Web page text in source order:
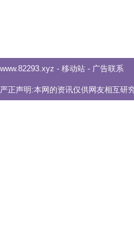
www.82293.xyz - 移动站 - 广告联系
严正声明:本网的资讯仅供网友相互研